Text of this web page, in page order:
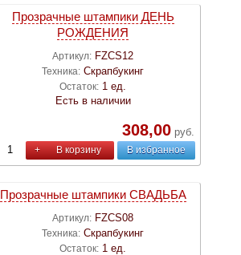
Прозрачные штампики ДЕНЬ
РОЖДЕНИЯ
Артикул: FZCS12
Техника: Скрапбукинг
Остаток: 1 ед.
Есть в наличии
308,00руб.
+ В корзину В избранное
Прозрачные штампики СВАДЬБА
Артикул: FZCS08
Техника: Скрапбукинг
Остаток: 1 ед.